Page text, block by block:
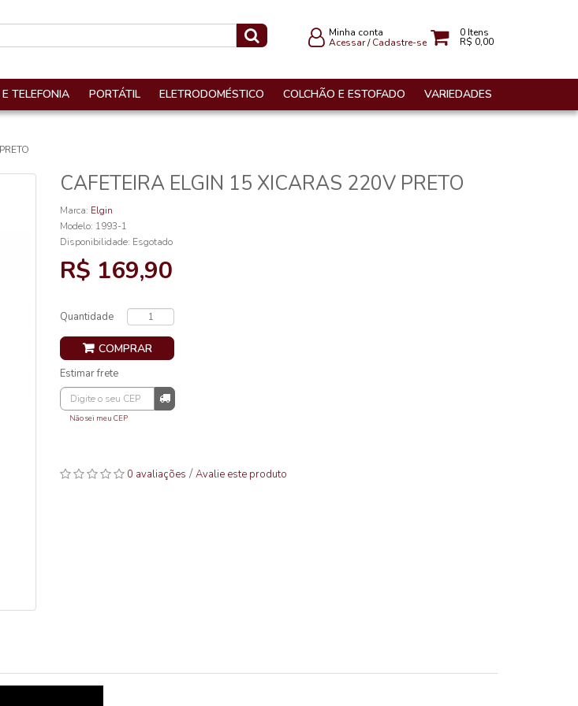
Minha conta
Acessar/Cadastre-se
0 Itens
R$ 0,00
TELEFONIA PORTÁTIL ELETRODOMÉSTICO COLCHÃO E ESTOFADO VARIEDADES
CAFETEIRA ELGIN 15 XICARAS 220V PRETO
Marca: Elgin
Modelo: 1993-1
Disponibilidade: Esgotado
R$ 169,90
Quantidade
COMPRAR
Estimar frete
Não sei meu CEP
0 avaliações /Avalie este produto